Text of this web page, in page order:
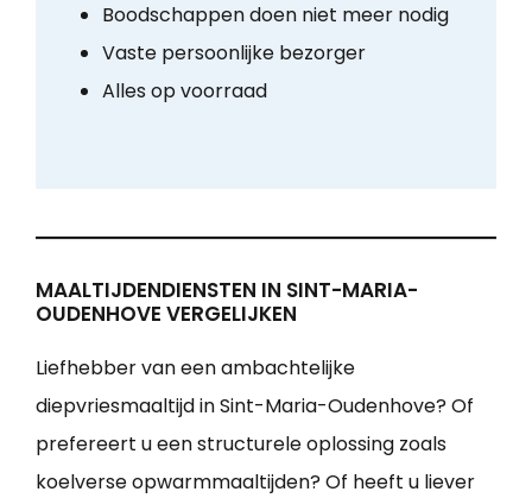
Boodschappen doen niet meer nodig
Vaste persoonlijke bezorger
Alles op voorraad
MAALTIJDENDIENSTEN IN SINT-MARIA-
OUDENHOVE VERGELIJKEN
Liefhebber van een ambachtelijke
diepvriesmaaltijd in Sint-Maria-Oudenhove? Of
prefereert u een structurele oplossing zoals
koelverse opwarmmaaltijden? Of heeft u liever